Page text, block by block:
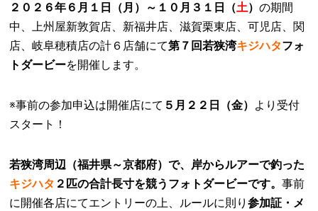
２０２６年６月１日（月）～１０月３１日（土）の期間
中、上州屋新敦賀店、新福井店、滋賀栗東店、可児店、関
店、岐阜穂積店の計６店舗にて第７回若狭湾キジハタフォ
トダービーを開催します。
※事前の参加申込は開催店にて ５月２２日（金） より受付
スタート！
若狭湾周辺（福井県～京都府）で、岸からルアーで釣った
キジハタ ２匹の合計長寸を競うフォトダービーです。事前
に開催各店にてエントリーの上、ルールに則り参加証・メ